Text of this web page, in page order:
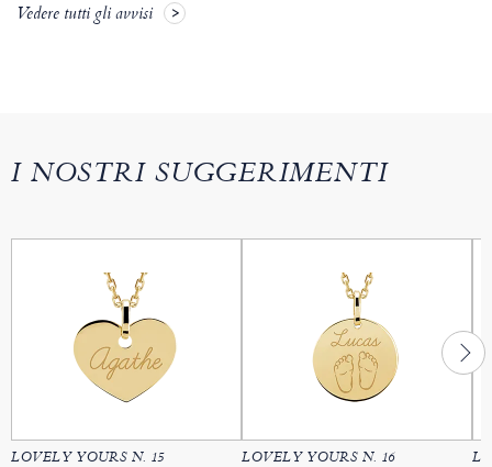
Vedere tutti gli avvisi
I NOSTRI SUGGERIMENTI
LOVELY YOURS N. 15 LOVELY YOURS N. 16